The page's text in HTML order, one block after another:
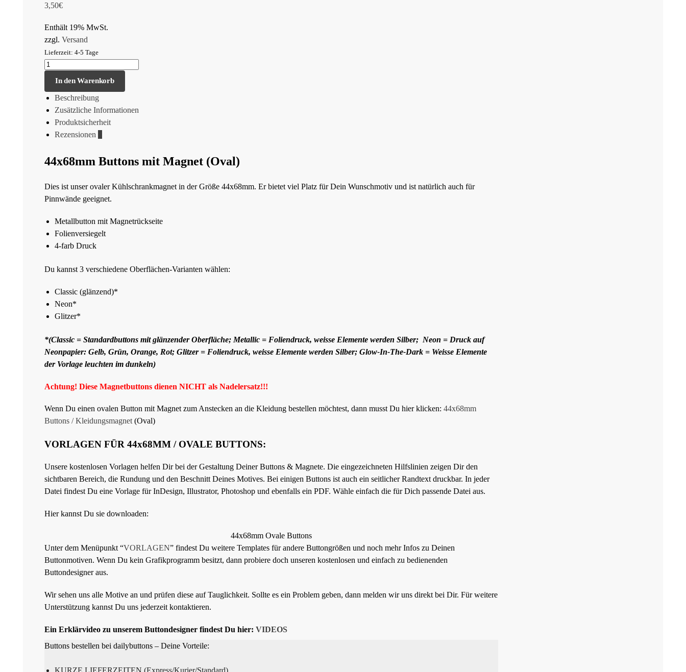
3,50€
Enthält 19% MwSt.
zzgl. Versand
Lieferzeit: 4-5 Tage
In den Warenkorb
Beschreibung
Zusätzliche Informationen
Produktsicherheit
Rezensionen
44x68mm Buttons mit Magnet (Oval)
Dies ist unser ovaler Kühlschrankmagnet in der Größe 44x68mm. Er bietet viel Platz für Dein Wunschmotiv und ist natürlich auch für
Pinnwände geeignet.
Metallbutton mit Magnetrückseite
Folienversiegelt
4-farb Druck
Du kannst 3 verschiedene Oberflächen-Varianten wählen:
Classic (glänzend)*
Neon*
Glitzer*
*(Classic = Standardbuttons mit glänzender Oberfläche; Metallic = Foliendruck, weisse Elemente werden Silber; Neon = Druck auf
Neonpapier: Gelb, Grün, Orange, Rot; Glitzer = Foliendruck, weisse Elemente werden Silber; Glow-In-The-Dark = Weisse Elemente
der Vorlage leuchten im dunkeln)
Achtung! Diese Magnetbuttons dienen NICHT als Nadelersatz!!!
Wenn Du einen ovalen Button mit Magnet zum Anstecken an die Kleidung bestellen möchtest, dann musst Du hier klicken: 44x68mm
Buttons / Kleidungsmagnet (Oval)
VORLAGEN FÜR 44x68MM / OVALE BUTTONS:
Unsere kostenlosen Vorlagen helfen Dir bei der Gestaltung Deiner Buttons & Magnete. Die eingezeichneten Hilfslinien zeigen Dir den
sichtbaren Bereich, die Rundung und den Beschnitt Deines Motives. Bei einigen Buttons ist auch ein seitlicher Randtext druckbar. In jeder
Datei findest Du eine Vorlage für InDesign, Illustrator, Photoshop und ebenfalls ein PDF. Wähle einfach die für Dich passende Datei aus.
Hier kannst Du sie downloaden:
44x68mm Ovale Buttons
Unter dem Menüpunkt “VORLAGEN” findest Du weitere Templates für andere Buttongrößen und noch mehr Infos zu Deinen
Buttonmotiven. Wenn Du kein Grafikprogramm besitzt, dann probiere doch unseren kostenlosen und einfach zu bedienenden
Buttondesigner aus.
Wir sehen uns alle Motive an und prüfen diese auf Tauglichkeit. Sollte es ein Problem geben, dann melden wir uns direkt bei Dir. Für weitere
Unterstützung kannst Du uns jederzeit kontaktieren.
Ein Erklärvideo zu unserem Buttondesigner findest Du hier: VIDEOS
Buttons bestellen bei dailybuttons – Deine Vorteile: